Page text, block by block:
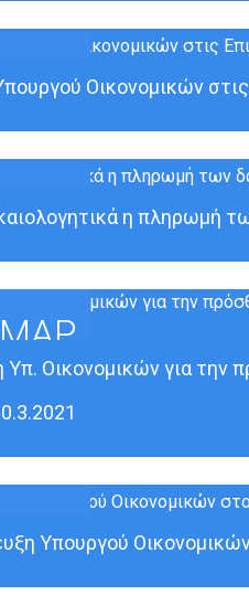
ΜΑΡ Οικονομικών
ΜΑΡ η πληρωμή
ΜΑΡ
Οικονομικών για την
ΜΑΡΥπουργού